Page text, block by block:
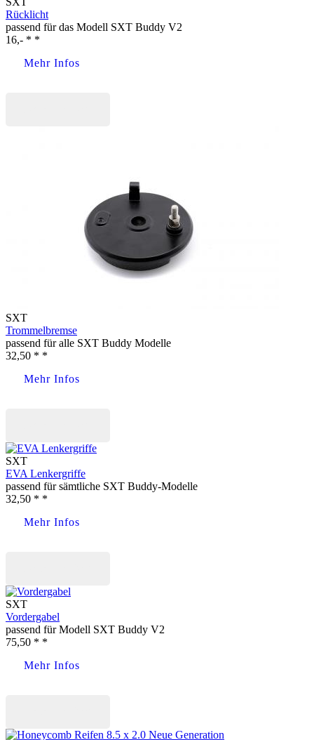
Rücklicht
passend für das Modell SXT Buddy V2
16,- * *
Mehr Infos
SXT
Trommelbremse
passend für alle SXT Buddy Modelle
32,50 * *
Mehr Infos
SXT
EVA Lenkergriffe
passend für sämtliche SXT Buddy-Modelle
32,50 * *
Mehr Infos
SXT
Vordergabel
passend für Modell SXT Buddy V2
75,50 * *
Mehr Infos